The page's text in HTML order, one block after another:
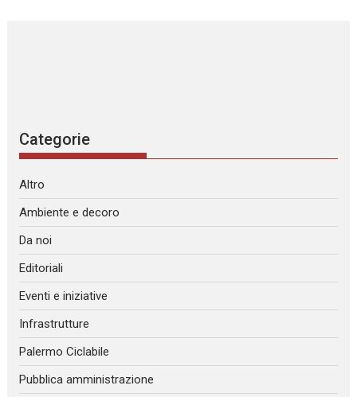
Categorie
Altro
Ambiente e decoro
Da noi
Editoriali
Eventi e iniziative
Infrastrutture
Palermo Ciclabile
Pubblica amministrazione